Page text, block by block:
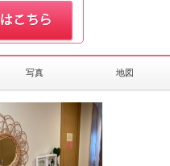
写真 地図